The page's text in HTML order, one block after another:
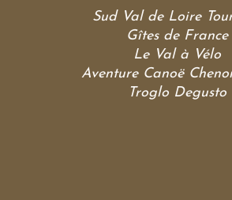
Sud Val de Loire
Gîtes de France
Le Val à Vélo
Aventure Canoë
Troglo Degusto